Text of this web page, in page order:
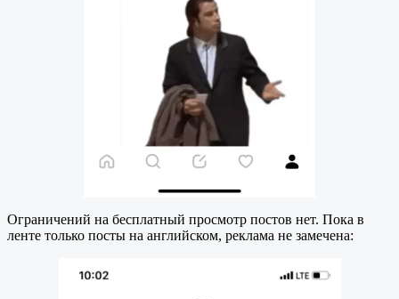
Ограничений на бесплатный просмотр постов нет. Пока в
ленте только посты на английском, реклама не замечена: